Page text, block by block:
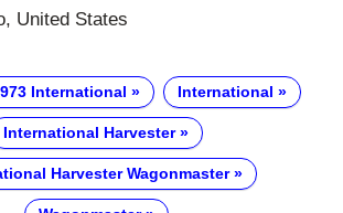
United States
International International
International Harvester
Harvester Wagonmaster